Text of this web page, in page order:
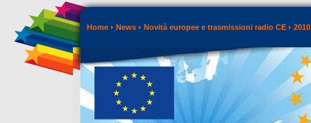
Home News Novità europee e trasmissioni radio CE 2010